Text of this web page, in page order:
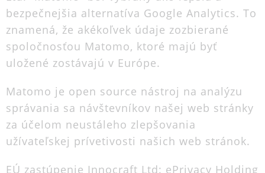
bezpečnejšia alternatíva Google Analytics. To
znamená, že akékoľvek údaje zozbierané
spoločnosťou Matomo, ktoré majú byť
uložené zostávajú v Európe.
Matomo je open source nástroj na analýzu
správania sa návštevníkov našej web stránky
za účelom neustáleho zlepšovania
užívateľskej prívetivosti našich web stránok.
EÚ zastúpenie Innocraft Ltd: ePrivacy Holding